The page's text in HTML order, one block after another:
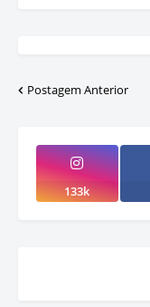
Postagem Anterior
133k